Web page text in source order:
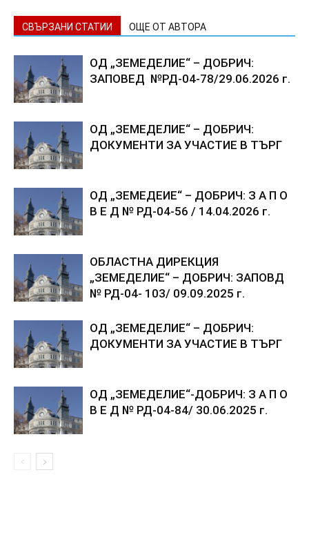
СВЪРЗАНИ СТАТИИ ОЩЕ ОТ АВТОРА
ОД „ЗЕМЕДЕЛИЕ“ – ДОБРИЧ:
ЗАПОВЕД №РД-04-78/29.06.2026 г.
ОД „ЗЕМЕДЕЛИЕ“ – ДОБРИЧ:
ДОКУМЕНТИ ЗА УЧАСТИЕ В ТЪРГ
ОД „ЗЕМЕДЕИЕ“ – ДОБРИЧ: З А П О
В Е Д № РД-04-56 / 14.04.2026 г.
ОБЛАСТНА ДИРЕКЦИЯ
„ЗЕМЕДЕЛИЕ“ – ДОБРИЧ: ЗАПОВД
№ РД-04- 103/ 09.09.2025 г.
ОД „ЗЕМЕДЕЛИЕ“ – ДОБРИЧ:
ДОКУМЕНТИ ЗА УЧАСТИЕ В ТЪРГ
ОД „ЗЕМЕДЕЛИЕ“-ДОБРИЧ: З А П О
В Е Д № РД-04-84/ 30.06.2025 г.